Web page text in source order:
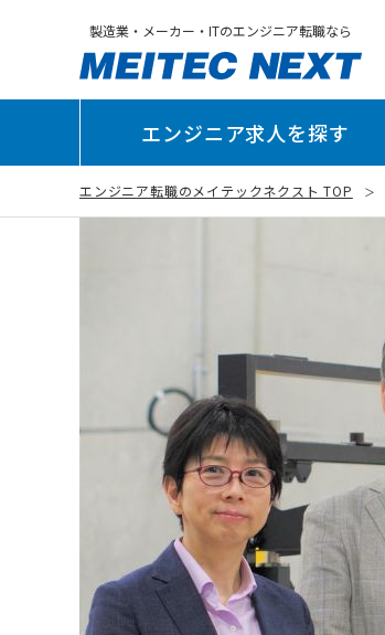
製造業・メーカー・ITのエンジニア転職なら
エンジニア求人を探す
エンジニア転職のメイテックネクスト TOP